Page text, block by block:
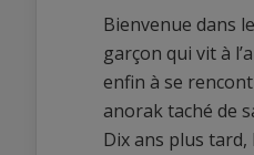
Bienvenue dans
garçon qui vit à
enfin à se
anorak taché de
Dix ans plus tard,